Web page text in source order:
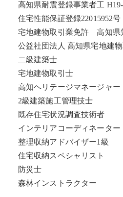
高知県耐震登録事業者工
住宅性能保証登録22015952号
宅地建物取引業免許 高知県
公益社団法人 高知県宅地建
二級建築士
宅地建物取引士
高知ヘリテージマネージャー
2級建築施工管理技士
既存住宅状況調査技術者
インテリアコーディネーター
整理収納アドバイザー1級
住宅収納スペシャリスト
防災士
森林インストラクター